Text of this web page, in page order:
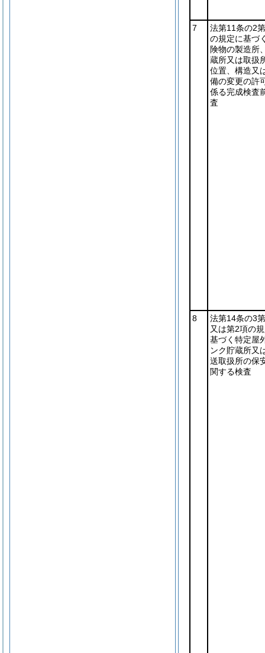
7
法第11条の2
の規定に基づ
険物の製造所
蔵所又は取扱
位置、構造又
備の変更の許
係る完成検査
査
8
法第14条の3
又は第2項の
基づく特定屋
ンク貯蔵所又
送取扱所の保
関する検査